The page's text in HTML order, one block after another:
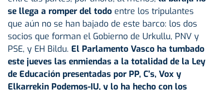
se llega a romper del todo entre los tripulantes
que aún no se han bajado de este barco: los dos
socios que forman el Gobierno de Urkullu, PNV y
PSE, y EH Bildu. El Parlamento Vasco ha tumbado
este jueves las enmiendas a la totalidad de la Ley
de Educación presentadas por PP, C’s, Vox y
Elkarrekin Podemos-IU, y lo ha hecho con los